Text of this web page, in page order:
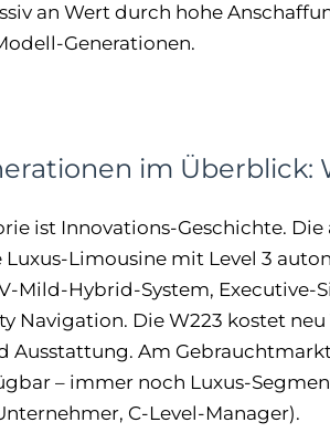
an Wert durch hohe
Generationen.
im Überblick:
ist Innovations-Geschichte.
Limousine mit Level 3
Mild-Hybrid-System, Executive-
Navigation. Die W223 kostet neu
Ausstattung. Am
– immer noch Luxus-
C-Level-Manager).